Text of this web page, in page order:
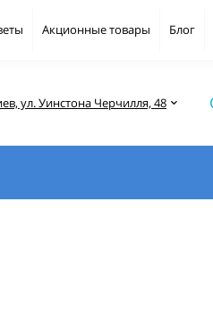
Акционные товары Блог
ул. Уинстона Черчилля, 48